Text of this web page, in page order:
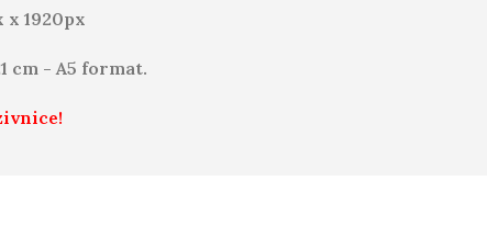
x 1920px
cm - A5 format.